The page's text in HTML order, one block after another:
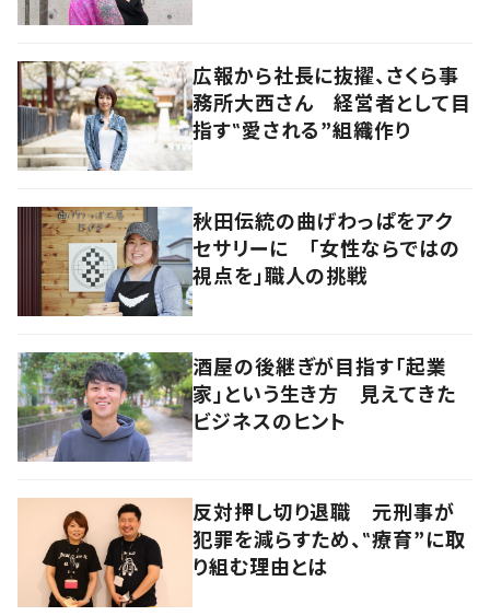
広報から社長に抜擢、さくら事
務所大西さん 経営者として目
指す‟愛される”組織作り
秋田伝統の曲げわっぱをアク
セサリーに 「女性ならではの
視点を」職人の挑戦
酒屋の後継ぎが目指す「起業
家」という生き方 見えてきた
ビジネスのヒント
反対押し切り退職 元刑事が
犯罪を減らすため、‟療育”に取
り組む理由とは